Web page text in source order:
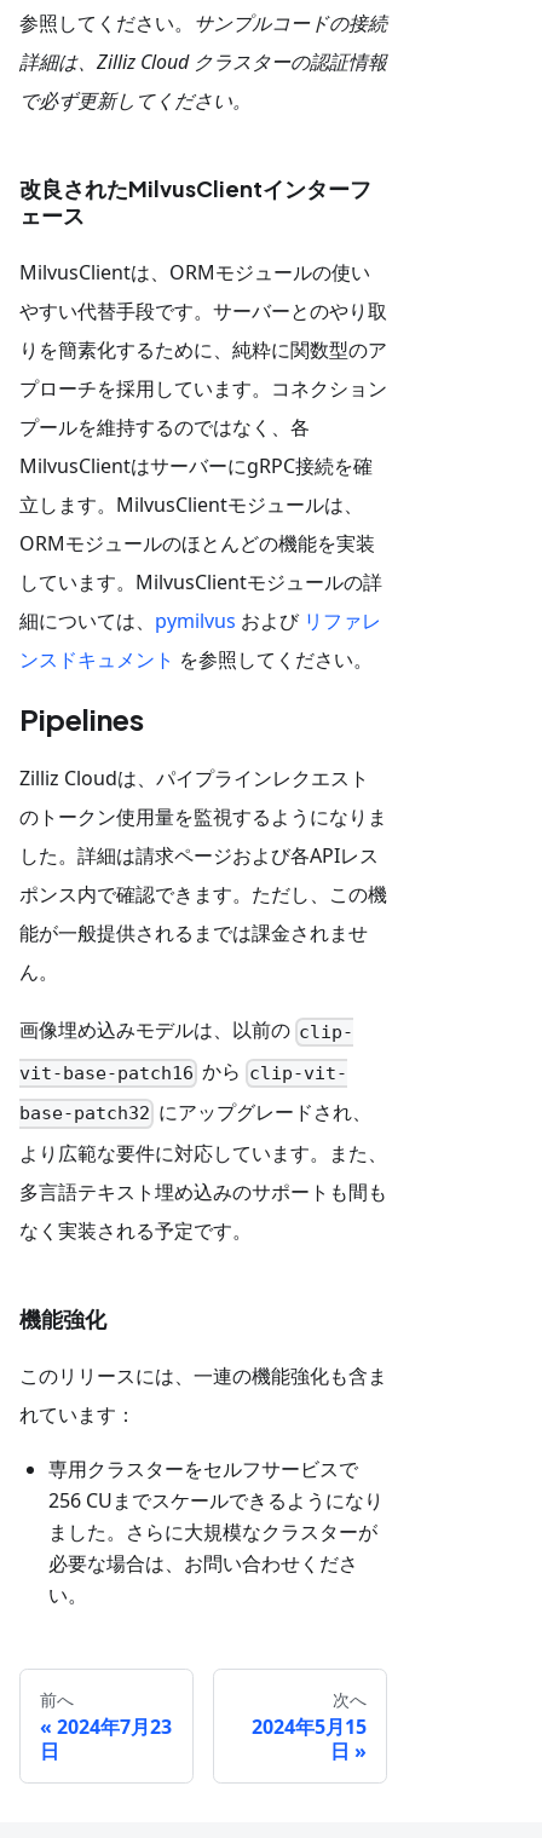
参照してください。 サンプルコードの接続
詳細は、Zilliz Cloud クラスターの認証情報
で必ず更新してください。
改良されたMilvusClientインターフ
ェース
MilvusClientは、ORMモジュールの使い
やすい代替手段です。サーバーとのやり取
りを簡素化するために、純粋に関数型のア
プローチを採用しています。コネクション
プールを維持するのではなく、各
MilvusClientはサーバーにgRPC接続を確
立します。MilvusClientモジュールは、
ORMモジュールのほとんどの機能を実装
しています。MilvusClientモジュールの詳
細については、 pymilvus および リファレ
ンスドキュメント を参照してください。
Pipelines
Zilliz Cloudは、パイプラインレクエスト
のトークン使用量を監視するようになりま
した。詳細は請求ページおよび各APIレス
ポンス内で確認できます。ただし、この機
能が一般提供されるまでは課金されませ
ん。
画像埋め込みモデルは、以前の clip-
vit-base-patch16 から clip-vit-
base-patch32 にアップグレードされ、
より広範な要件に対応しています。また、
多言語テキスト埋め込みのサポートも間も
なく実装される予定です。
機能強化
このリリースには、一連の機能強化も含ま
れています：
専用クラスターをセルフサービスで
256 CUまでスケールできるようになり
ました。さらに大規模なクラスターが
必要な場合は、お問い合わせくださ
い。
前へ
2024年7月23
日
次へ
2024年5月15
日